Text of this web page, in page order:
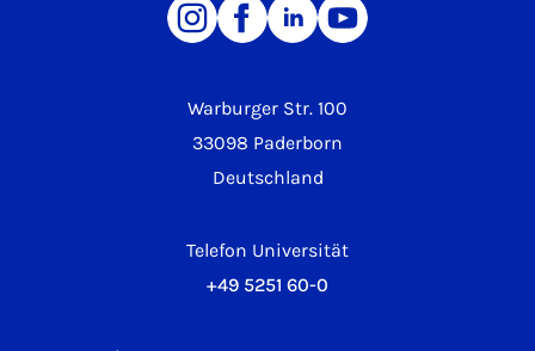
Warburger Str. 100
33098 Paderborn
Deutschland
Telefon Universität
+49 5251 60-0